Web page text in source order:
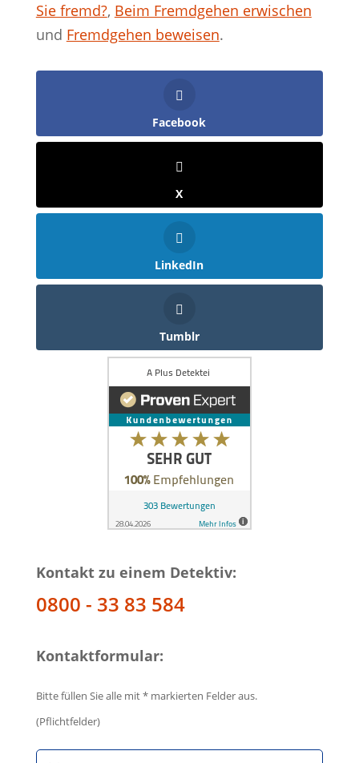
Sie fremd?, Beim Fremdgehen erwischen
und Fremdgehen beweisen.
Facebook
X
LinkedIn
Tumblr
Kontakt zu einem Detektiv:
0800 - 33 83 584
Kontaktformular:
Bitte füllen Sie alle mit * markierten Felder aus.
(Pflichtfelder)